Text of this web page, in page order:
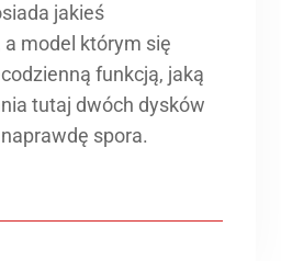
jakieś
model którym się
funkcją, jaką
tutaj dwóch dysków
spora.